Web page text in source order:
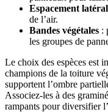
Espacement latéral
de l’air.
Bandes végétales :
les groupes de
Le choix des espèces est
champions de la toiture
supportent l’ombre
Associez-les à des
rampants pour diversifier